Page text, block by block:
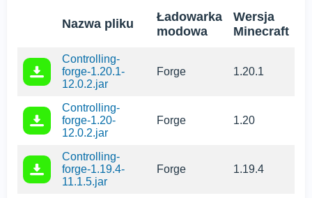
Nazwa pliku
Ładowarka
modowa
Wersja
Minecraft
Controlling-
forge-1.20.1-
12.0.2.jar
Forge 1.20.1
Controlling-
forge-1.20-
12.0.2.jar
Forge 1.20
Controlling-
forge-1.19.4-
11.1.5.jar
Forge 1.19.4